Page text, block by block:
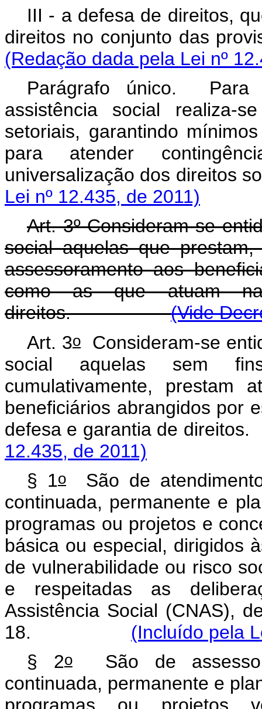
III - a defesa de direitos,
direitos no conjunto
(Redação dada pela Lei nº
Parágrafo único. Para
assistência social realiza-
setoriais, garantindo
para atender
universalização dos
Lei nº 12.435, de 2011)
Art. 3º Consideram-se
social aquelas que
assessoramento aos
como as que atuam
direitos.
(Vide
Art. 3o Consideram-se
social aquelas sem
cumulativamente, prestam
beneficiários abrangidos por
defesa e garantia de
12.435, de 2011)
§ 1o São de
continuada, permanente e
programas ou projetos e
básica ou especial, dirigidos
de vulnerabilidade ou risco
e respeitadas as
Assistência Social (CNAS),
18. (Incluído pela
§ 2oSão de
continuada, permanente e